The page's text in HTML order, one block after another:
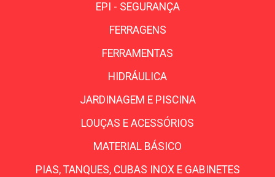
EPI - SEGURANÇA
FERRAGENS
FERRAMENTAS
HIDRÁULICA
JARDINAGEM E PISCINA
LOUÇAS E ACESSÓRIOS
MATERIAL BÁSICO
PIAS, TANQUES, CUBAS INOX E GABINETES